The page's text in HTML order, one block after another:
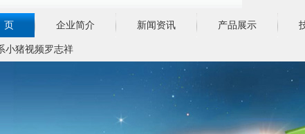
企业简介 新闻资讯 产品展示
小猪视频罗志祥